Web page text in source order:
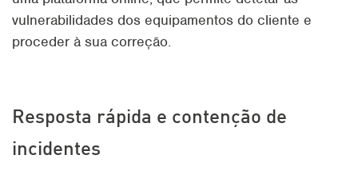
vulnerabilidades dos equipamentos do cliente e
proceder à sua correção.
Resposta rápida e contenção de
incidentes